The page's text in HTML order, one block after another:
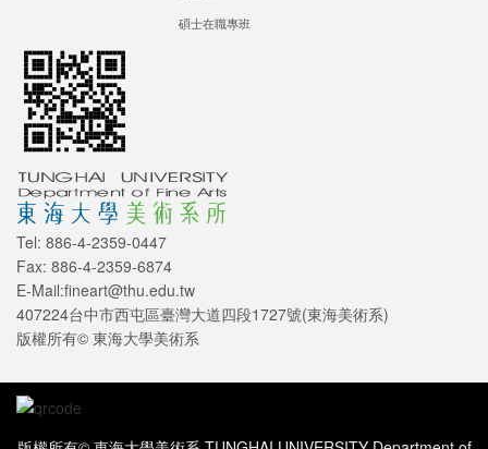
碩士在職專班
Tel: 886-4-2359-0447
Fax: 886-4-2359-6874
E-Mail:fineart@thu.edu.tw
407224台中市西屯區臺灣大道四段1727號(東海美術系)
版權所有© 東海大學美術系